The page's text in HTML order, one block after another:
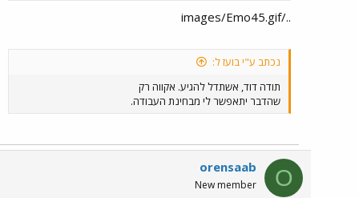
../images/Emo45.gif
נכתב ע"י בועז ל:
תודה דוד, אשתדל להגיע. אקווה רק
שהדבר יתאפשר לי מבחינת העבודה.
O
orensaab
New member